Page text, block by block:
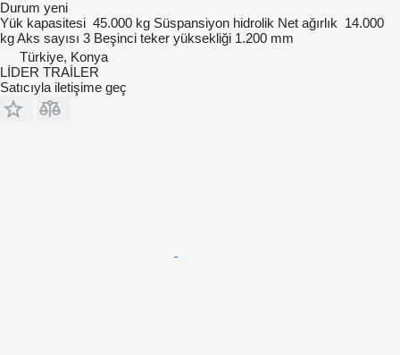
Durum yeni
Yük kapasitesi 45.000 kg Süspansiyon hidrolik Net ağırlık 14.000
kgAks sayısı 3 Beşinci teker yüksekliği 1.200 mm
Türkiye, Konya
LİDER TRAİLER
Satıcıyla iletişime geç